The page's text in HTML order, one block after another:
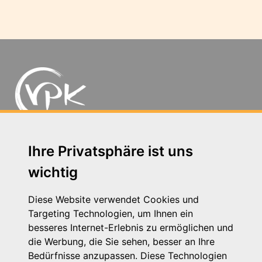
Ihre Privatsphäre ist uns
wichtig
Diese Website verwendet Cookies und
Targeting Technologien, um Ihnen ein
besseres Internet-Erlebnis zu ermöglichen und
die Werbung, die Sie sehen, besser an Ihre
Bedürfnisse anzupassen. Diese Technologien
Michaelkirchstr. 17/18 - 10179 Berlin
Telefon: 030 – 58 58 17 16 01
E-Mail: info@vpk.de
Presse
Kontakt
Impressum
Datenschutzhinweis
Login